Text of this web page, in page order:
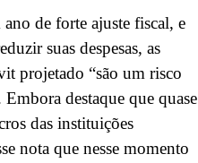
de forte ajuste fiscal, e
suas despesas, as
projetado “são um risco
destaque que quase
das instituições
nota que nesse momento